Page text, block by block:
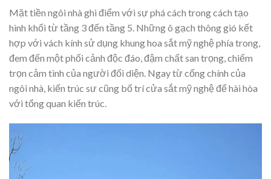
Mặt tiền ngôi nhà ghi điểm với sự phá cách trong cách tạo
hình khối từ tầng 3 đến tầng 5. Những ô gạch thông gió kết
hợp với vách kính sử dụng khung hoa sắt mỹ nghệ phía trong,
đem đến một phối cảnh độc đáo, đậm chất san trọng, chiếm
trọn cảm tình của người đối diện. Ngay từ cổng chính của
ngôi nhà, kiến trúc sư cũng bố trí cửa sắt mỹ nghệ để hài hòa
với tổng quan kiến trúc.